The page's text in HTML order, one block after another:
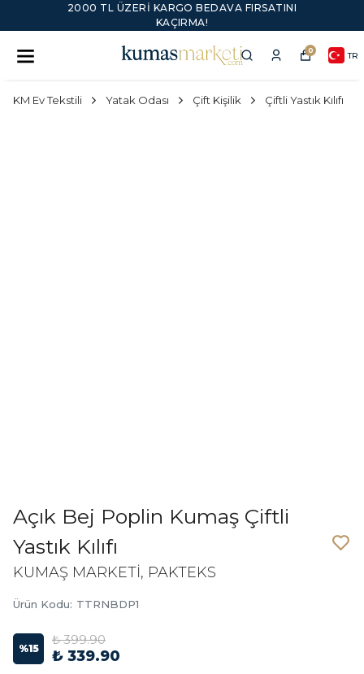
2000 TL ÜZERI KARGO BEDAVA FIRSATINI
KAÇIRMA!
0 TR
KM Ev Tekstili Yatak Odası Çift Kişilik Çiftli Yastık Kılıfı
Açık Bej Poplin Kumaş Çiftli
Yastık Kılıfı
KUMAŞ MARKETİ, PAKTEKS
Ürün Kodu: TTRNBDP1
%15
₺ 399.90
₺ 339.90